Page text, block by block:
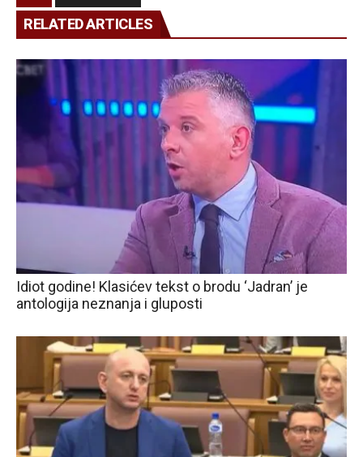
RELATED ARTICLES
Idiot godine! Klasićev tekst o brodu ‘Jadran’ je
antologija neznanja i gluposti